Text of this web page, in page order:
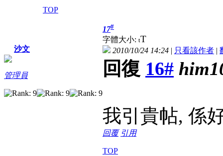
TOP
沙文
管理員
17#
字體大小: tT
2010/10/24 14:24 | 只看該作者 |
回復 16#
我引貴帖, 係
回覆 引用
TOP